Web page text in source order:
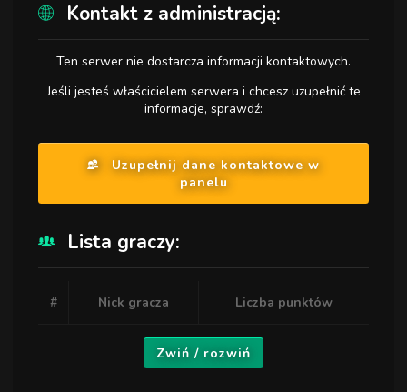
Kontakt z administracją:
Ten serwer nie dostarcza informacji kontaktowych.
Jeśli jesteś właścicielem serwera i chcesz uzupełnić te
informacje, sprawdź:
Uzupełnij dane kontaktowe w
panelu
Lista graczy:
# Nick gracza Liczba punktów
Zwiń / rozwiń